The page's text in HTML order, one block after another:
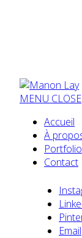
MENU CLOSE
Accueil
À
Portfolio
Contact
Email